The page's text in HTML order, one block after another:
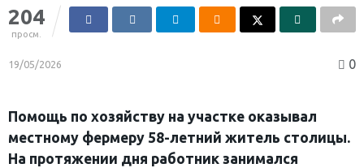
204
просм.
19/05/2026 0
Помощь по хозяйству на участке оказывал
местному фермеру 58-летний житель столицы.
На протяжении дня работник занимался